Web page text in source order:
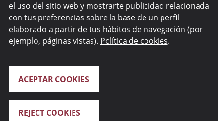
el uso del sitio web y mostrarte publicidad relacionada
con tus preferencias sobre la base de un perfil
elaborado a partir de tus hábitos de navegación (por
ejemplo, páginas vistas). Política de cookies.
REJECT COOKIES
ACEPTAR COOKIES
WEBS DEL GRUPO
SEGURIDAD